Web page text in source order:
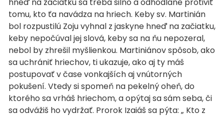
tomu, kto ťa navádza na hriech. Keby sv. Martinián
bol rozpustilú Zoju vyhnal z jaskyne hneď na začiatku,
keby nepočúval jej slová, keby sa na ňu nepozeral,
nebol by zhrešil myšlienkou. Martiniánov spôsob, ako
sa uchrániť hriechov, ti ukazuje, ako aj ty máš
postupovať v čase vonkajších aj vnútorných
pokušení. Vtedy si spomeň na pekelný oheň, do
ktorého sa vrháš hriechom, a opýtaj sa sám seba, či
sa odvážiš ho vydržať. Prorok Izaiáš sa pýta: „ Kto z